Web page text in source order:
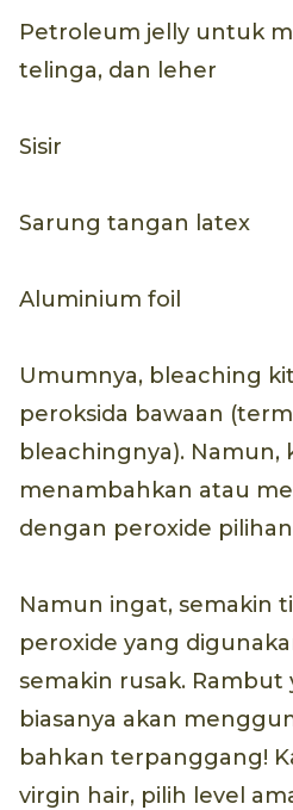
Petroleum jelly untuk
telinga, dan leher
Sisir
Sarung tangan latex
Aluminium foil
Umumnya, bleaching
peroksida bawaan
bleachingnya). Namun,
menambahkan atau
dengan peroxide
Namun ingat, semakin
peroxide yang
semakin rusak. Rambut
biasanya akan
bahkan terpanggang!
virgin hair, pilih level